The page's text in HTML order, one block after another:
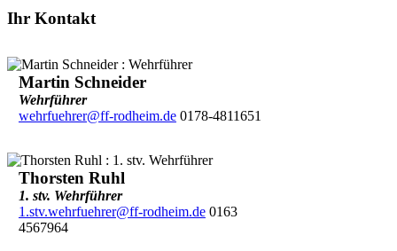
Ihr Kontakt
Martin Schneider
Wehrführer
wehrfuehrer@ff-rodheim.de0178-4811651
Thorsten Ruhl
1. stv. Wehrführer
1.stv.wehrfuehrer@ff-rodheim.de0163
4567964